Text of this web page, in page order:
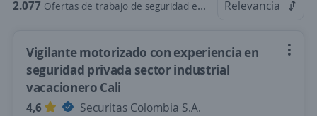
2.077 Ofertas de trabajo de seguridad en Valle del Cauca Relevancia
Vigilante motorizado con experiencia en
seguridad privada sector industrial
vacacionero Cali
4,6
Securitas Colombia S.A.